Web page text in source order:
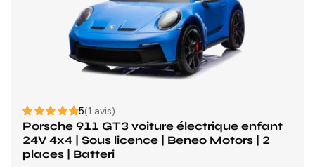
5(1 avis)
Porsche 911 GT3 voiture électrique enfant
24V 4x4 | Sous licence | Beneo Motors | 2
places | Batteri